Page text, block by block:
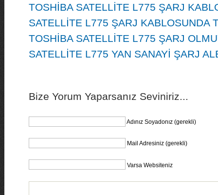
TOSHİBA SATELLİTE L775 ŞARJ
SATELLİTE L775 ŞARJ KABLOSUNDA
TOSHİBA SATELLİTE L775 ŞARJ
SATELLİTE L775 YAN SANAYİ ŞARJ
Bize Yorum Yaparsanız Seviniriz...
Adınız Soyadonız (gerekli)
Mail Adresiniz (gerekli)
Varsa Websiteniz